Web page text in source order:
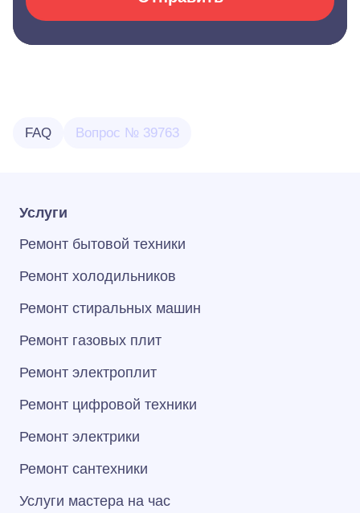
FAQ Вопрос № 39763
Услуги
Ремонт бытовой техники
Ремонт холодильников
Ремонт стиральных машин
Ремонт газовых плит
Ремонт электроплит
Ремонт цифровой техники
Ремонт электрики
Ремонт сантехники
Услуги мастера на час